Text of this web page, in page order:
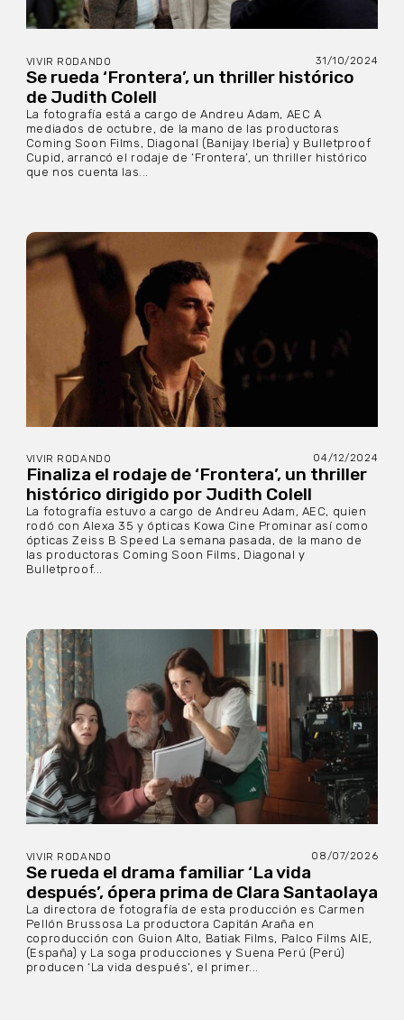
VIVIR RODANDO 31/10/2024
Se rueda ‘Frontera’, un thriller histórico
de Judith Colell
La fotografía está a cargo de Andreu Adam, AEC A
mediados de octubre, de la mano de las productoras
Coming Soon Films, Diagonal (Banijay Iberia) y Bulletproof
Cupid, arrancó el rodaje de ‘Frontera’, un thriller histórico
que nos cuenta las...
VIVIR RODANDO 04/12/2024
Finaliza el rodaje de ‘Frontera’, un thriller
histórico dirigido por Judith Colell
La fotografía estuvo a cargo de Andreu Adam, AEC, quien
rodó con Alexa 35 y ópticas Kowa Cine Prominar así como
ópticas Zeiss B Speed La semana pasada, de la mano de
las productoras Coming Soon Films, Diagonal y
Bulletproof...
VIVIR RODANDO 08/07/2026
Se rueda el drama familiar ‘La vida
después’, ópera prima de Clara Santaolaya
La directora de fotografía de esta producción es Carmen
Pellón Brussosa La productora Capitán Araña en
coproducción con Guion Alto, Batiak Films, Palco Films AIE,
(España) y La soga producciones y Suena Perú (Perú)
producen ‘La vida después’, el primer...